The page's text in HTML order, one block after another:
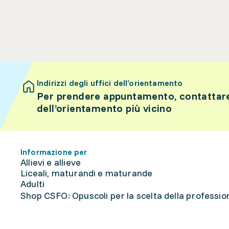
Indirizzi degli uffici dell’orientamento
Per prendere appuntamento,
dell’orientamento più vicino
Informazione per
Allievi e allieve
Liceali, maturandi e maturande
Adulti
Shop CSFO: Opuscoli per la scelta della